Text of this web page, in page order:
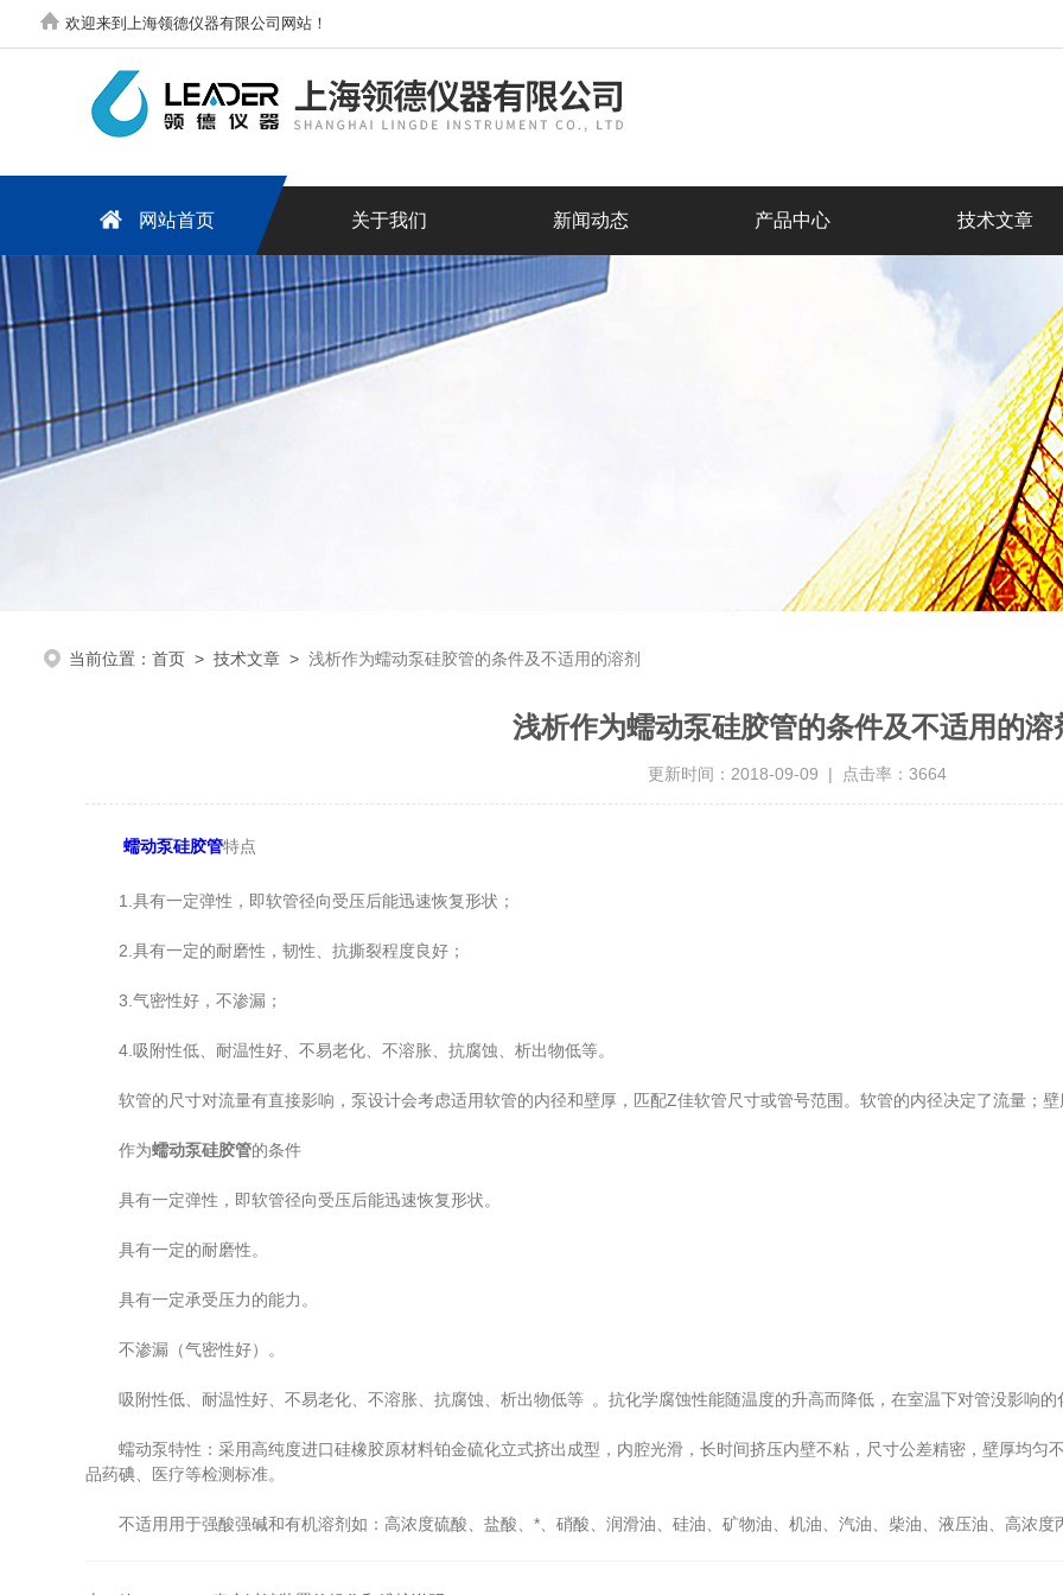
欢迎来到上海领德仪器有限公司网站！
网站首页 关于我们 新闻动态 产品中心 技术文章
当前位置： 首页> 技术文章> 浅析作为蠕动泵硅胶管的条件及不适用的溶剂
浅析作为蠕动泵硅胶管的条件及不适用的溶
更新时间：2018-09-09 | 点击率：3664
蠕动泵硅胶管特点
1.具有一定弹性，即软管径向受压后能迅速恢复形状；
2.具有一定的耐磨性，韧性、抗撕裂程度良好；
3.气密性好，不渗漏；
4.吸附性低、耐温性好、不易老化、不溶胀、抗腐蚀、析出物低等。
软管的尺寸对流量有直接影响，泵设计会考虑适用软管的内径和壁厚，匹配Z佳软管尺寸或管号范围。软管的内径决定了流量；
作为蠕动泵硅胶管的条件
具有一定弹性，即软管径向受压后能迅速恢复形状。
具有一定的耐磨性。
具有一定承受压力的能力。
不渗漏（气密性好）。
吸附性低、耐温性好、不易老化、不溶胀、抗腐蚀、析出物低等 。抗化学腐蚀性能随温度的升高而降低，在室温下对管没影响的
蠕动泵特性：采用高纯度进口硅橡胶原材料铂金硫化立式挤出成型，内腔光滑，长时间挤压内壁不粘，尺寸公差精密，壁厚均匀
品药碘、医疗等检测标准。
不适用用于强酸强碱和有机溶剂如：高浓度硫酸、盐酸、*、硝酸、润滑油、硅油、矿物油、机油、汽油、柴油、液压油、高浓度